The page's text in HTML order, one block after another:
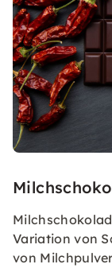
Variation von
von